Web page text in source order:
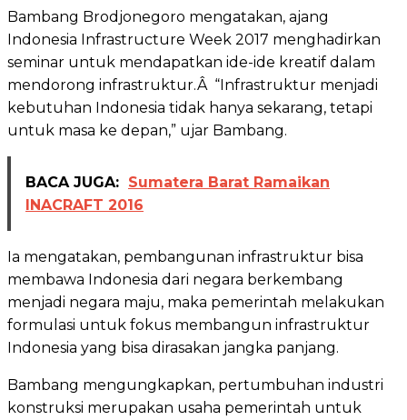
Bambang Brodjonegoro mengatakan, ajang
Indonesia Infrastructure Week 2017 menghadirkan
seminar untuk mendapatkan ide-ide kreatif dalam
mendorong infrastruktur.Â “Infrastruktur menjadi
kebutuhan Indonesia tidak hanya sekarang, tetapi
untuk masa ke depan,” ujar Bambang.
BACA JUGA: Sumatera Barat Ramaikan
INACRAFT 2016
Ia mengatakan, pembangunan infrastruktur bisa
membawa Indonesia dari negara berkembang
menjadi negara maju, maka pemerintah melakukan
formulasi untuk fokus membangun infrastruktur
Indonesia yang bisa dirasakan jangka panjang.
Bambang mengungkapkan, pertumbuhan industri
konstruksi merupakan usaha pemerintah untuk